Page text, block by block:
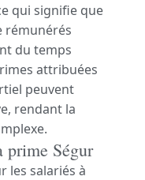
qui signifie que
rémunérés
du temps
attribuées
peuvent
rendant la
prime Ségur
les salariés à